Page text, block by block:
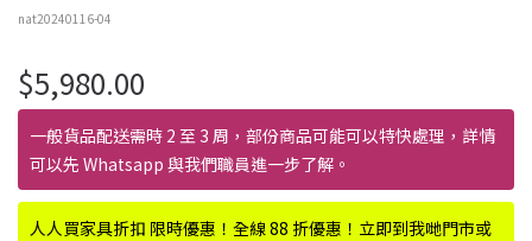
nat20240116-04
$5,980.00
一般貨品配送需時 2 至 3 周，部份商品可能可以特快處理，詳情
可以先 Whatsapp 與我們職員進一步了解。
人人買家具折扣 限時優惠！全線 88 折優惠！立即到我哋門市或